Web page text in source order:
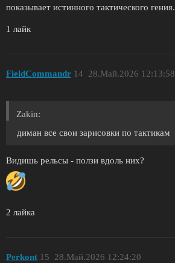
показывает истинного тактического гения.
1 лайк
FieldCommandr 28.Май.2026 12:13:58
14
Zakin:
диман все свои зарисовки по тактикам
Видишь рельсы - ползи вдоль них?
2 лайка
Perkont 28.Май.2026 12:24:20
15